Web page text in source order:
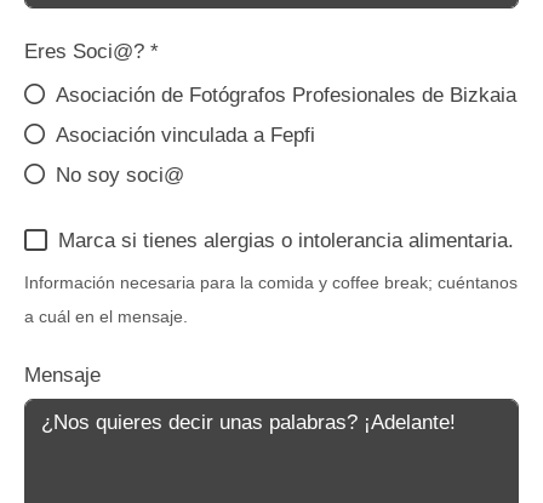
Eres Soci@? *
Asociación de Fotógrafos Profesionales de Bizkaia
Asociación vinculada a Fepfi
No soy soci@
Marca si tienes alergias o intolerancia alimentaria.
Información necesaria para la comida y coffee break; cuéntanos
a cuál en el mensaje.
Mensaje